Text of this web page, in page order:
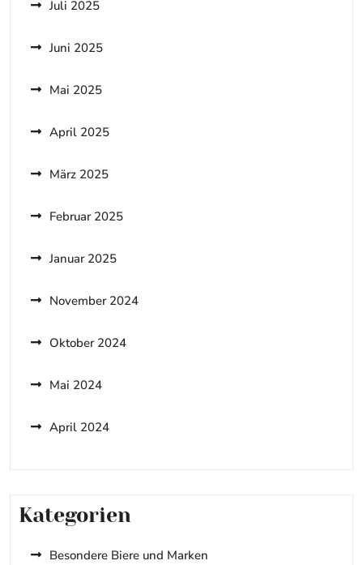
Juli 2025
Juni 2025
Mai 2025
April 2025
März 2025
Februar 2025
Januar 2025
November 2024
Oktober 2024
Mai 2024
April 2024
Kategorien
Besondere Biere und Marken